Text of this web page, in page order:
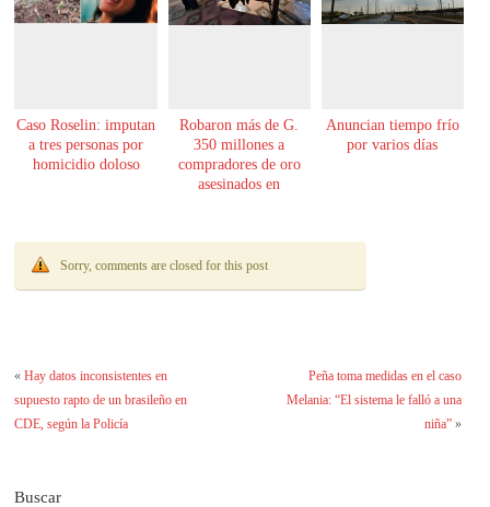
Caso Roselin: imputan
a tres personas por
homicidio doloso
Robaron más de G.
350 millones a
compradores de oro
asesinados en
Anuncian tiempo frío
por varios días
Sorry, comments are closed for this post
«Hay datos inconsistentes en
supuesto rapto de un brasileño en
CDE, según la Policía
Peña toma medidas en el caso
Melania: “El sistema le falló a una
niña”»
Buscar